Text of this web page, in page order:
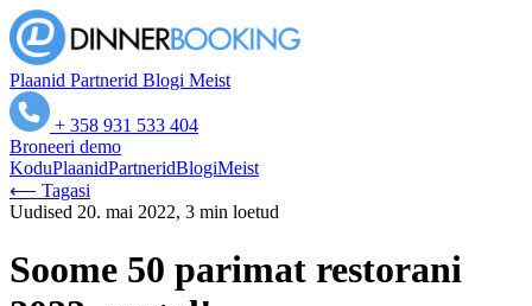
Plaanid Partnerid Blogi Meist
+ 358 931 533 404
Broneeri demo
KoduPlaanidPartneridBlogiMeist
⟵ Tagasi
Uudised 20. mai 2022, 3 min loetud
Soome 50 parimat restorani